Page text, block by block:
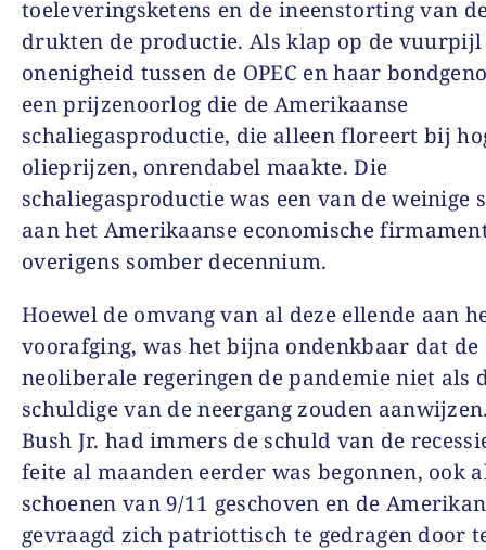
toeleveringsketens en de ineenstorting van
drukten de productie. Als klap op de
onenigheid tussen de OPEC en haar
een prijzenoorlog die de Amerikaanse
schaliegasproductie, die alleen floreert bij
olieprijzen, onrendabel maakte. Die
schaliegasproductie was een van de weinige
aan het Amerikaanse economische
overigens somber decennium.
Hoewel de omvang van al deze ellende aan
voorafging, was het bijna ondenkbaar dat de
neoliberale regeringen de pandemie niet als
schuldige van de neergang zouden
Bush Jr. had immers de schuld van de
feite al maanden eerder was begonnen, ook
schoenen van 9/11 geschoven en de
gevraagd zich patriottisch te gedragen door